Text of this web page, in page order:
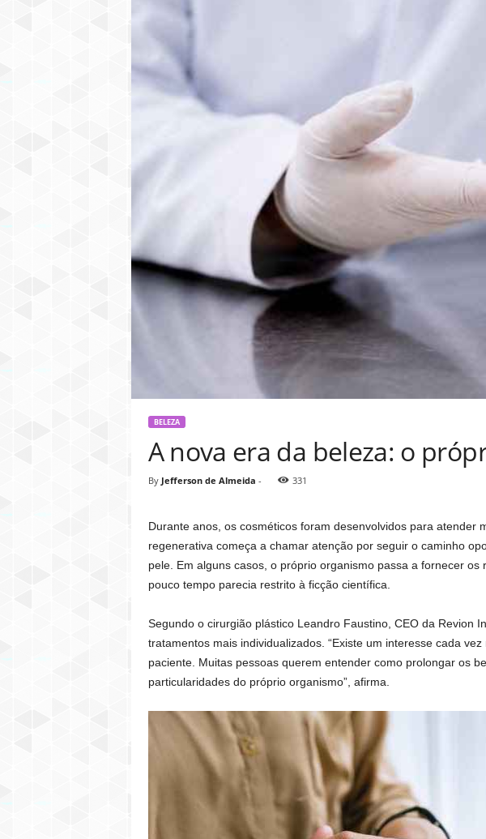
BELEZA
A nova era da beleza: o
By Jefferson de Almeida - 331
Durante anos, os cosméticos foram desenvolvidos para
regenerativa começa a chamar atenção por seguir o caminho
pele. Em alguns casos, o próprio organismo passa a fornecer
pouco tempo parecia restrito à ficção científica.
Segundo o cirurgião plástico Leandro Faustino, CEO da Revion
tratamentos mais individualizados. “Existe um interesse cada
paciente. Muitas pessoas querem entender como prolongar os
particularidades do próprio organismo”, afirma.